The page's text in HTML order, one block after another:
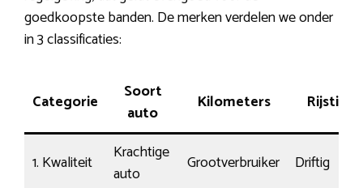
goedkoopste banden. De merken verdelen we onder
in 3 classificaties:
Categorie
Soort
auto
Kilometers Rijstijl
1. Kwaliteit
Krachtige
auto
Grootverbruiker Driftig